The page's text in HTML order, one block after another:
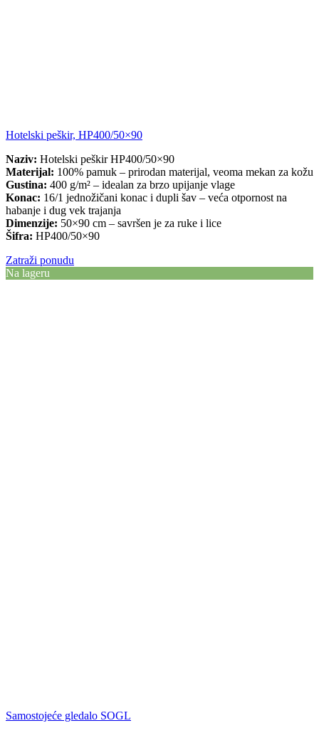
Hotelski peškir, HP400/50×90
Naziv: Hotelski peškir HP400/50×90
Materijal: 100% pamuk – prirodan materijal, veoma mekan za kožu
Gustina: 400 g/m² – idealan za brzo upijanje vlage
Konac: 16/1 jednožičani konac i dupli šav – veća otpornost na
habanje i dug vek trajanja
Dimenzije: 50×90 cm – savršen je za ruke i lice
Šifra: HP400/50×90
Zatraži ponudu
Na lageru
Samostojeće gledalo SOGL